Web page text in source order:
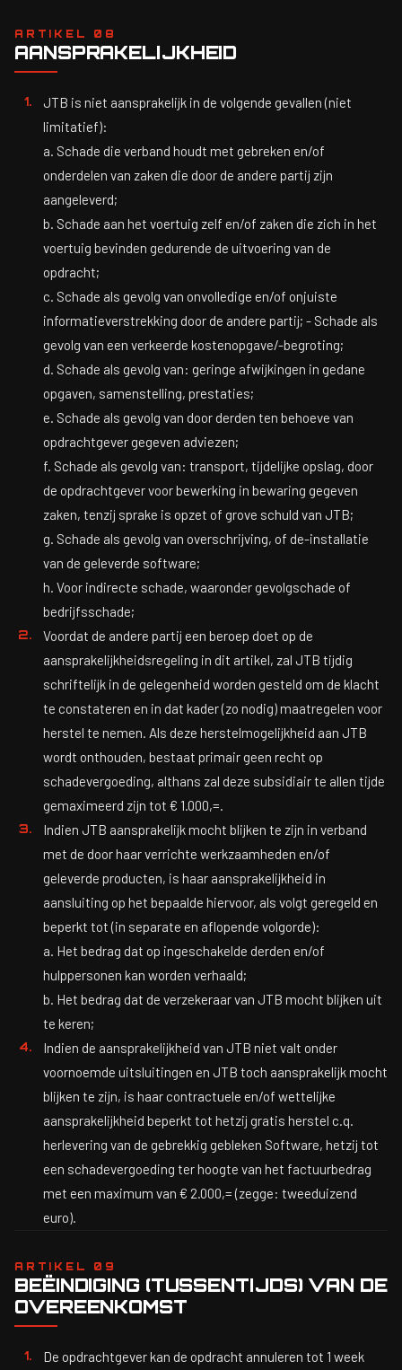
ARTIKEL 08
AANSPRAKELIJKHEID
JTB is niet aansprakelijk in de volgende gevallen (niet
limitatief):
a. Schade die verband houdt met gebreken en/of
onderdelen van zaken die door de andere partij zijn
aangeleverd;
b. Schade aan het voertuig zelf en/of zaken die zich in het
voertuig bevinden gedurende de uitvoering van de
opdracht;
c. Schade als gevolg van onvolledige en/of onjuiste
informatieverstrekking door de andere partij; - Schade als
gevolg van een verkeerde kostenopgave/-begroting;
d. Schade als gevolg van: geringe afwijkingen in gedane
opgaven, samenstelling, prestaties;
e. Schade als gevolg van door derden ten behoeve van
opdrachtgever gegeven adviezen;
f. Schade als gevolg van: transport, tijdelijke opslag, door
de opdrachtgever voor bewerking in bewaring gegeven
zaken, tenzij sprake is opzet of grove schuld van JTB;
g. Schade als gevolg van overschrijving, of de-installatie
van de geleverde software;
h. Voor indirecte schade, waaronder gevolgschade of
bedrijfsschade;
Voordat de andere partij een beroep doet op de
aansprakelijkheidsregeling in dit artikel, zal JTB tijdig
schriftelijk in de gelegenheid worden gesteld om de klacht
te constateren en in dat kader (zo nodig) maatregelen voor
herstel te nemen. Als deze herstelmogelijkheid aan JTB
wordt onthouden, bestaat primair geen recht op
schadevergoeding, althans zal deze subsidiair te allen tijde
gemaximeerd zijn tot € 1.000,=.
Indien JTB aansprakelijk mocht blijken te zijn in verband
met de door haar verrichte werkzaamheden en/of
geleverde producten, is haar aansprakelijkheid in
aansluiting op het bepaalde hiervoor, als volgt geregeld en
beperkt tot (in separate en aflopende volgorde):
a. Het bedrag dat op ingeschakelde derden en/of
hulppersonen kan worden verhaald;
b. Het bedrag dat de verzekeraar van JTB mocht blijken uit
te keren;
Indien de aansprakelijkheid van JTB niet valt onder
voornoemde uitsluitingen en JTB toch aansprakelijk mocht
blijken te zijn, is haar contractuele en/of wettelijke
aansprakelijkheid beperkt tot hetzij gratis herstel c.q.
herlevering van de gebrekkig gebleken Software, hetzij tot
een schadevergoeding ter hoogte van het factuurbedrag
met een maximum van € 2.000,= (zegge: tweeduizend
euro).
ARTIKEL 09
BEËINDIGING (TUSSENTIJDS) VAN DE
OVEREENKOMST
De opdrachtgever kan de opdracht annuleren tot 1 week